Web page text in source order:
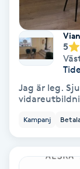
Japansk
Katun fransar
Kemisk peeling
5
Jag är leg.
Kampanj